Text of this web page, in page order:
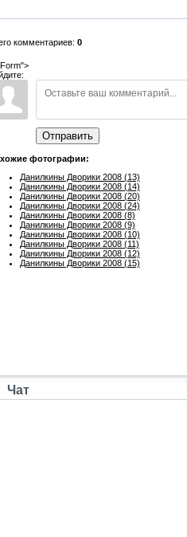
комментариев: 0
Отправить
фотографии:
Данилкины Дворики 2008 (13)
Данилкины Дворики 2008 (14)
Данилкины Дворики 2008 (20)
Данилкины Дворики 2008 (24)
Данилкины Дворики 2008 (8)
Данилкины Дворики 2008 (9)
Данилкины Дворики 2008 (10)
Данилкины Дворики 2008 (11)
Данилкины Дворики 2008 (12)
Данилкины Дворики 2008 (15)
Чат